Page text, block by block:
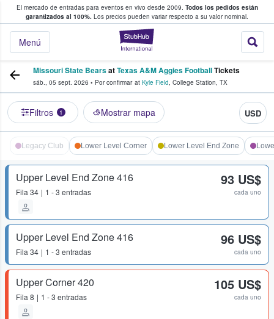
El mercado de entradas para eventos en vivo desde 2009. Todos los pedidos están
garantizados al 100%. Los precios pueden variar respecto a su valor nominal.
StubHub:
Menú
y venta de entradas entre fans
Missouri State BearsatTexas A&M Aggies FootballTickets
sáb., 05 sept. 2026 • Por confirmar at Kyle Field, College Station, TX
Filtros 1 Mostrar mapa USD
Legacy Club Lower Level Corner Lower Level End Zone
Upper Level End Zone 416
Fila 34 1 - 3 entradas
93 US$
cada uno
Upper Level End Zone 416
Fila 34 1 - 3 entradas
96 US$
cada uno
Upper Corner 420
Fila 8 1 - 3 entradas
105 US$
cada uno